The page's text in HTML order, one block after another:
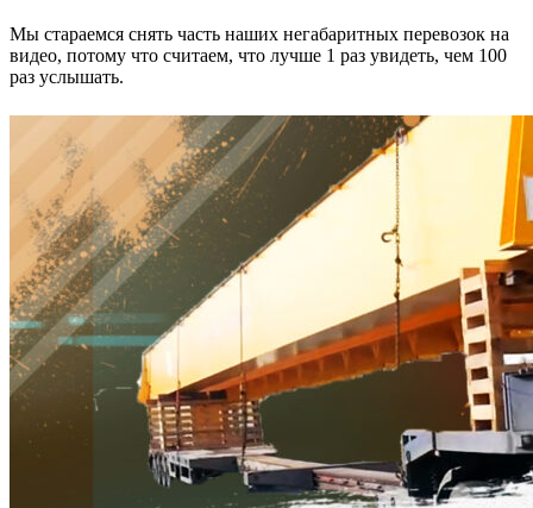
Мы стараемся снять часть наших негабаритных перевозок на
видео, потому что считаем, что лучше 1 раз увидеть, чем 100
раз услышать.